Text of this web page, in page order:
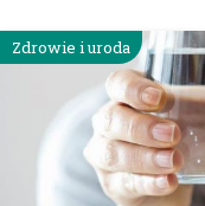
Zdrowie i uroda